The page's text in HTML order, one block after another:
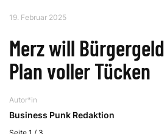
19. Februar 2025
Merz will
Plan voller Tücken
Autor*in
Business Punk Redaktion